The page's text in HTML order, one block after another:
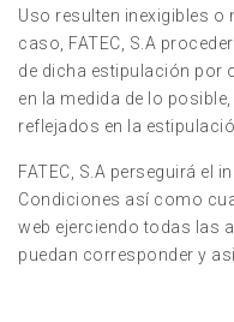
Uso resulten inexigibles o
caso, FATEC, S.A
de dicha estipulación por
en la medida de lo
reflejados en la
FATEC, S.A perseguirá el
Condiciones así como
web ejerciendo todas las
puedan corresponder y